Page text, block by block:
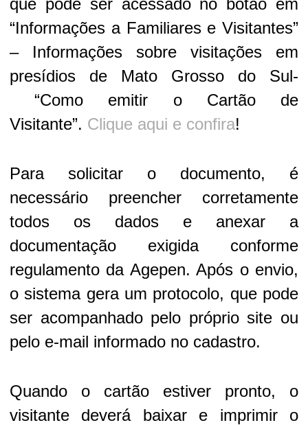
que pode ser acessado no botão em
“Informações a Familiares e Visitantes”
– Informações sobre visitações em
presídios de Mato Grosso do Sul-
“Como emitir o Cartão de
Visitante”. Clique aqui e confira!
Para solicitar o documento, é
necessário preencher corretamente
todos os dados e anexar a
documentação exigida conforme
regulamento da Agepen. Após o envio,
o sistema gera um protocolo, que pode
ser acompanhado pelo próprio site ou
pelo e-mail informado no cadastro.
Quando o cartão estiver pronto, o
visitante deverá baixar e imprimir o